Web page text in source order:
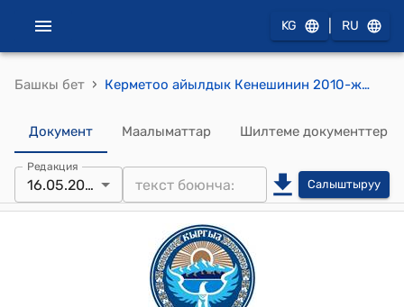
KG RU
Башкы бет › Керметоо айылдык Кенешинин 2010-жылдын 16-майындагы №19 "Цементтин баасы жана көчөгө ат коюу жөнүндө" токтому
Документ Маалыматтар Шилтеме документтер
Редакция
16.05.2010 Салыштыруу